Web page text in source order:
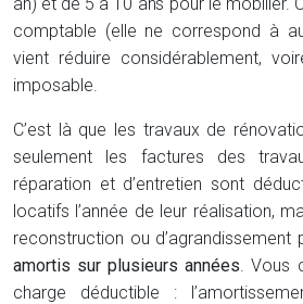
comptable (elle ne correspond à
vient réduire considérablement,
imposable.
C’est là que les travaux de
seulement les factures des
réparation et d’entretien sont
locatifs l’année de leur réalisation,
reconstruction ou d’agrandissement
amortis sur plusieurs années. Vous
charge déductible :